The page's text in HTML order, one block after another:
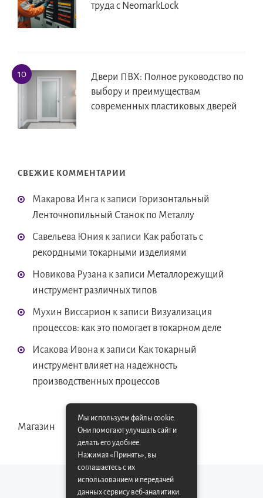
труда с NeomarkLock
Двери ПВХ: Полное руководство по
выбору и преимуществам
современных пластиковых дверей
СВЕЖИЕ КОММЕНТАРИИ
Макарова Инга к записи Горизонтальный
Ленточнопильный Станок по Металлу
Савельева Юния к записи Как работать с
рекордными токарными изделиями
Новикова Рузана к записи Металлорежущий
инструмент различных типов
Мухин Виссарион к записи Визуализация
процессов: как это помогает в токарном деле
Исакова Ивона к записи Как токарный
инструмент влияет на надежность
производственных процессов
Магазин
Мы используем файлы cookie.
Они помогают улучшать сайт и
делать его удобнее.
Нажимая «Принять», вы
соглашаетесь с их
использованием и передачей
данных сервису веб-аналитики.